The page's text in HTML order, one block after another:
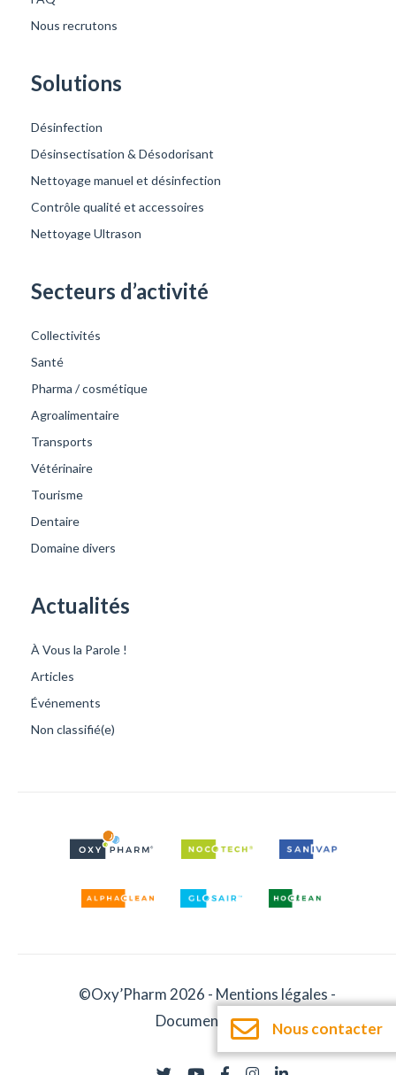
Nous recrutons
Solutions
Désinfection
Désinsectisation & Désodorisant
Nettoyage manuel et désinfection
Contrôle qualité et accessoires
Nettoyage Ultrason
Secteurs d’activité
Collectivités
Santé
Pharma / cosmétique
Agroalimentaire
Transports
Vétérinaire
Tourisme
Dentaire
Domaine divers
Actualités
À Vous la Parole !
Articles
Événements
Non classifié(e)
©Oxy’Pharm 2026 - Mentions légales -
Documentation
Nous contacter